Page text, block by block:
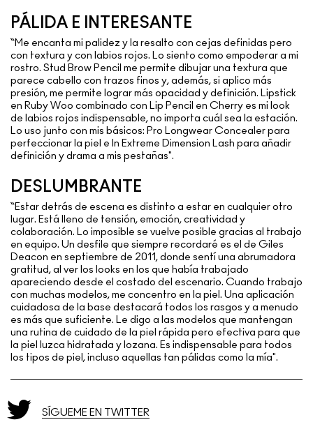
PÁLIDA E INTERESANTE
“Me encanta mi palidez y la resalto con cejas definidas pero
con textura y con labios rojos. Lo siento como empoderar a mi
rostro. Stud Brow Pencil me permite dibujar una textura que
parece cabello con trazos finos y, además, si aplico más
presión, me permite lograr más opacidad y definición. Lipstick
en Ruby Woo combinado con Lip Pencil en Cherry es mi look
de labios rojos indispensable, no importa cuál sea la estación.
Lo uso junto con mis básicos: Pro Longwear Concealer para
perfeccionar la piel e In Extreme Dimension Lash para añadir
definición y drama a mis pestañas".
DESLUMBRANTE
“Estar detrás de escena es distinto a estar en cualquier otro
lugar. Está lleno de tensión, emoción, creatividad y
colaboración. Lo imposible se vuelve posible gracias al trabajo
en equipo. Un desfile que siempre recordaré es el de Giles
Deacon en septiembre de 2011, donde sentí una abrumadora
gratitud, al ver los looks en los que había trabajado
apareciendo desde el costado del escenario. Cuando trabajo
con muchas modelos, me concentro en la piel. Una aplicación
cuidadosa de la base destacará todos los rasgos y a menudo
es más que suficiente. Le digo a las modelos que mantengan
una rutina de cuidado de la piel rápida pero efectiva para que
la piel luzca hidratada y lozana. Es indispensable para todos
los tipos de piel, incluso aquellas tan pálidas como la mía".
SÍGUEME EN TWITTER